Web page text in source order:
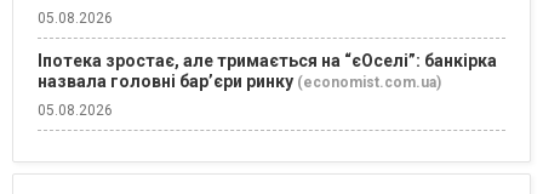
05.08.2026
Іпотека зростає, але тримається на “єОселі”: банкірка
назвала головні бар’єри ринку (economist.com.ua)
05.08.2026